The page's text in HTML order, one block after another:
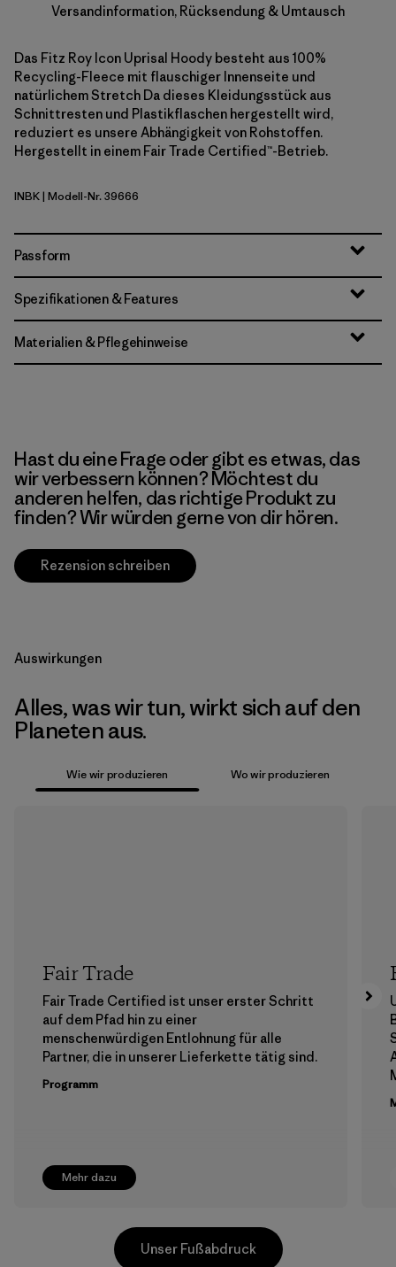
Versandinformation, Rücksendung & Umtausch
Das Fitz Roy Icon Uprisal Hoody besteht aus 100%
Recycling-Fleece mit flauschiger Innenseite und
natürlichem Stretch Da dieses Kleidungsstück aus
Schnittresten und Plastikflaschen hergestellt wird,
reduziert es unsere Abhängigkeit von Rohstoffen.
Hergestellt in einem Fair Trade Certified™-Betrieb.
Ink Black
INBK| Modell-Nr. 39666
Passform
Spezifikationen & Features
Materialien & Pflegehinweise
Hast du eine Frage oder gibt es etwas, das
wir verbessern können? Möchtest du
anderen helfen, das richtige Produkt zu
finden? Wir würden gerne von dir hören.
Rezension schreiben
Auswirkungen
Alles, was wir tun, wirkt sich auf den
Planeten aus.
Wie wir produzieren Wo wir produzieren
Mehr dazu
Fair Trade
Fair Trade Certified ist unser erster Schritt
auf dem Pfad hin zu einer
menschenwürdigen Entlohnung für alle
Partner, die in unserer Lieferkette tätig sind.
Programm
Unser Fußabdruck